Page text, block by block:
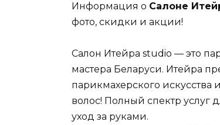
Информация о Салоне
фото, скидки и акции!
Салон Итейра studio — это
мастера Беларуси. Итейра
парикмахерского
волос! Полный спектр
уход за руками.